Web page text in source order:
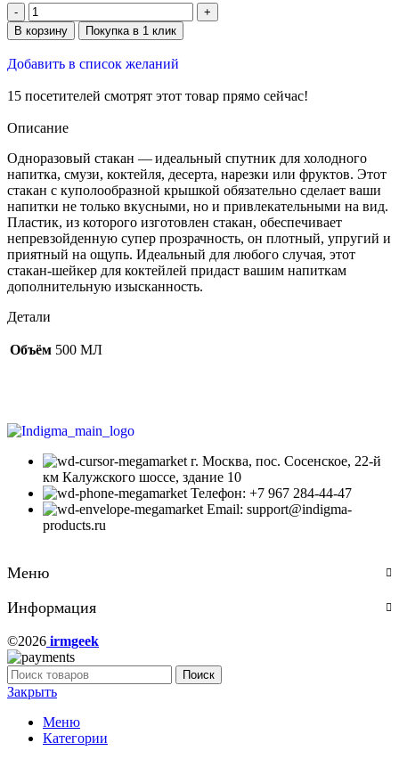
В корзину Покупка в 1 клик
Добавить в список желаний
15 посетителей смотрят этот товар прямо сейчас!
Описание
Одноразовый стакан — идеальный спутник для холодного
напитка, смузи, коктейля, десерта, нарезки или фруктов. Этот
стакан с куполообразной крышкой обязательно сделает ваши
напитки не только вкусными, но и привлекательными на вид.
Пластик, из которого изготовлен стакан, обеспечивает
непревзойденную супер прозрачность, он плотный, упругий и
приятный на ощупь. Идеальный для любого случая, этот
стакан-шейкер для коктейлей придаст вашим напиткам
дополнительную изысканность.
Детали
Объём 500 МЛ
г. Москва, пос. Сосенское, 22-й
км Калужского шоссе, здание 10
Телефон: +7 967 284-44-47
Email: support@indigma-
products.ru
Меню
Информация
©2026 irmgeek
Поиск
Закрыть
Меню
Категории